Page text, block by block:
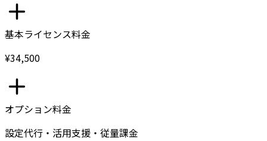
基本ライセンス料金
¥34,500
オプション料金
設定代行・活用支援・従量課金